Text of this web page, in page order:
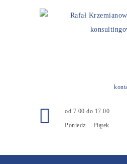
od 7.00 do 17.00
Poniedz. - Piątek